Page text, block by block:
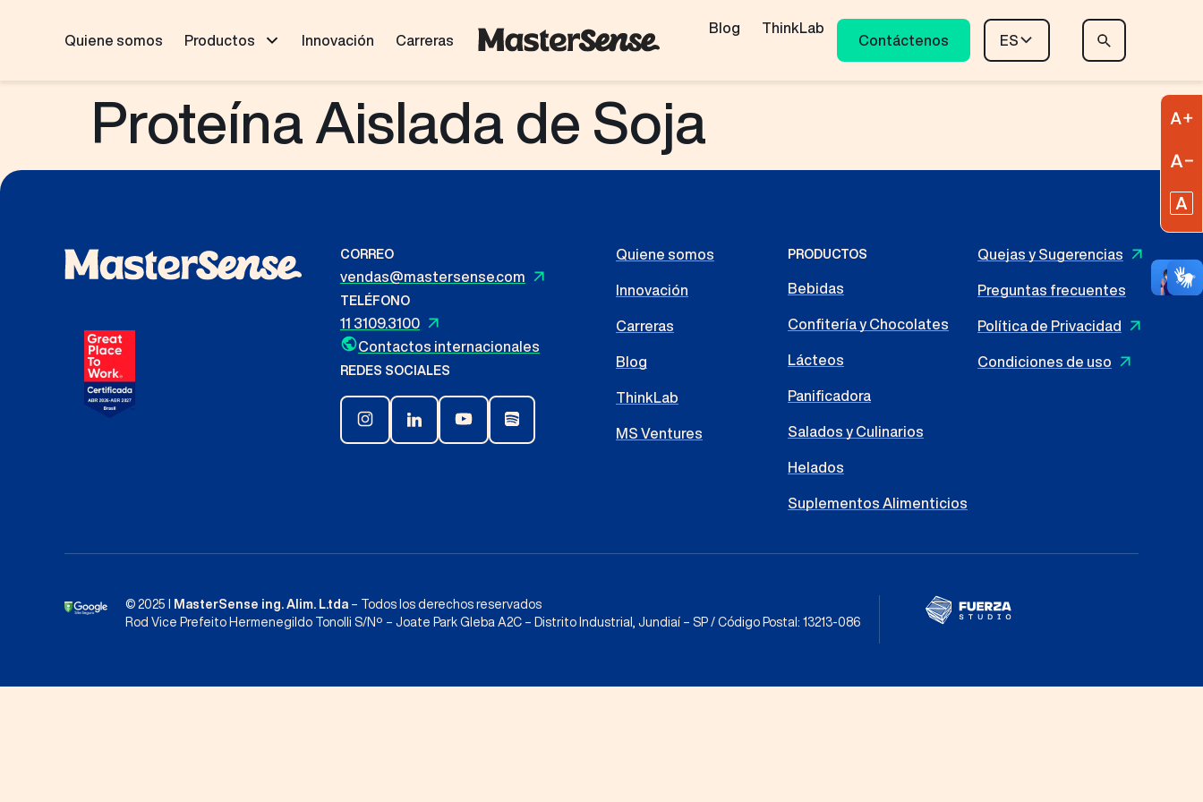
Quiene somos Productos Innovación Carreras
Blog
ThinkLab
Contáctenos
ES
Proteína Aislada de Soja
CORREO
vendas@mastersense.com
TELÉFONO
11 3109.3100
Contactos internacionales
REDES SOCIALES
Quiene somos
Innovación
Carreras
Blog
ThinkLab
MS Ventures
PRODUCTOS
Bebidas
Confitería y Chocolates
Lácteos
Panificadora
Salados y Culinarios
Helados
Suplementos Alimenticios
Quejas y Sugerencias
Preguntas frecuentes
Política de Privacidad
Condiciones de uso
© 2025 I MasterSense ing. Alim. L.tda – Todos los derechos reservados
Rod Vice Prefeito Hermenegildo Tonolli S/Nº – Joate Park Gleba A2C – Distrito Industrial, Jundiaí – SP / Código Postal: 13213-086